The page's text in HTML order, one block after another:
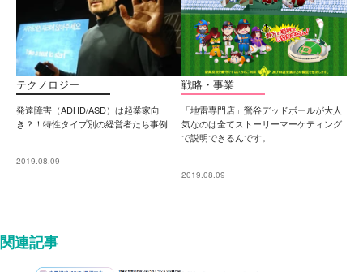
テクノロジー
発達障害（ADHD/ASD）は起業家向
き？！特性タイプ別の経営者たち事例
2019.08.09
戦略・事業
「地雷専門店」鶯谷デッドボールが大人
気なのは全てストーリーマーケティング
で説明できるんです。
2019.08.09
関連記事